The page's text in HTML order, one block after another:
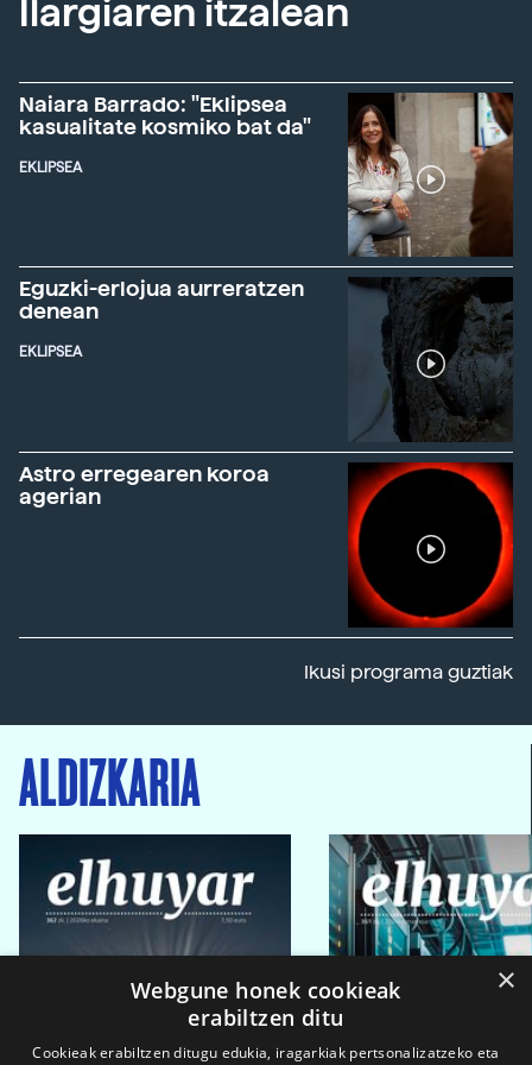
Ilargiaren itzalean
Naiara Barrado: "Eklipsea
kasualitate kosmiko bat da"
EKLIPSEA
Eguzki-erlojua aurreratzen
denean
EKLIPSEA
Astro erregearen koroa
agerian
Ikusi programa guztiak
ALDIZKARIA
×
Webgune honek cookieak
erabiltzen ditu
Cookieak erabiltzen ditugu edukia, iragarkiak pertsonalizatzeko eta